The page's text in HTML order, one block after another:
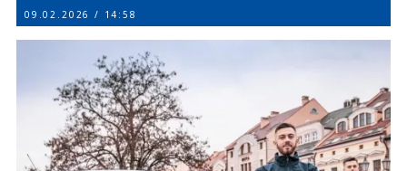
09.02.2026 / 14:58